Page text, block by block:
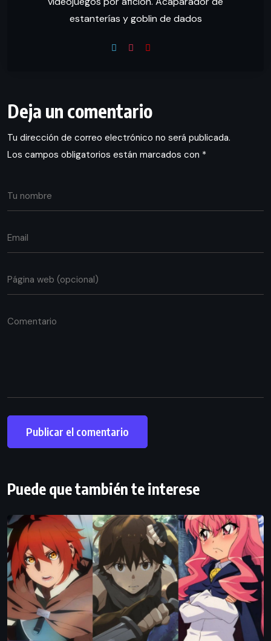
estanterías y goblin de dados
Deja un comentario
Tu dirección de correo electrónico no será publicada.
Los campos obligatorios están marcados con *
Puede que también te interese